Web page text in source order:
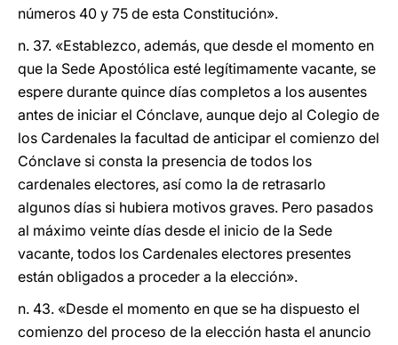
números 40 y 75 de esta Constitución».
n. 37. «Establezco, además, que desde el momento en
que la Sede Apostólica esté legítimamente vacante, se
espere durante quince días completos a los ausentes
antes de iniciar el Cónclave, aunque dejo al Colegio de
los Cardenales la facultad de anticipar el comienzo del
Cónclave si consta la presencia de todos los
cardenales electores, así como la de retrasarlo
algunos días si hubiera motivos graves. Pero pasados
al máximo veinte días desde el inicio de la Sede
vacante, todos los Cardenales electores presentes
están obligados a proceder a la elección».
n. 43. «Desde el momento en que se ha dispuesto el
comienzo del proceso de la elección hasta el anuncio